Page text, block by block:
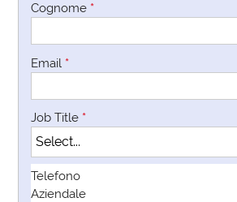
Cognome *
Email *
Job Title *
Telefono
Aziendale